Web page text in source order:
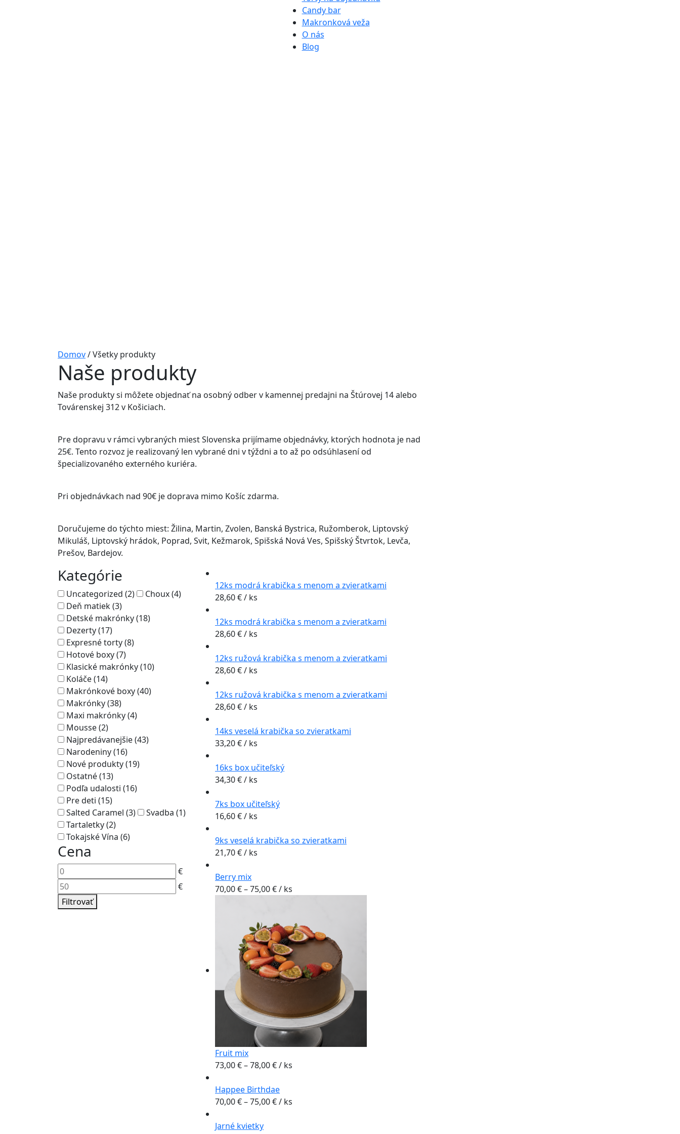
Candy bar
Makronková veža
O nás
Blog
Domov/ Všetky produkty
Naše produkty
Naše produkty si môžete objednať na osobný odber v kamennej predajni na Štúrovej 14 alebo
Továrenskej 312 v Košiciach.
Pre dopravu v rámci vybraných miest Slovenska prijímame objednávky, ktorých hodnota je nad
25€. Tento rozvoz je realizovaný len vybrané dni v týždni a to až po odsúhlasení od
špecializovaného externého kuriéra.
Pri objednávkach nad 90€ je doprava mimo Košíc zdarma.
Doručujeme do týchto miest: Žilina, Martin, Zvolen, Banská Bystrica, Ružomberok, Liptovský
Mikuláš, Liptovský hrádok, Poprad, Svit, Kežmarok, Spišská Nová Ves, Spišský Štvrtok, Levča,
Prešov, Bardejov.
Kategórie
Uncategorized (2)
Choux (4)
Deň matiek (3)
Detské makrónky (18)
Dezerty (17)
Expresné torty (8)
Hotové boxy (7)
Klasické makrónky (10)
Koláče (14)
Makrónkové boxy (40)
Makrónky (38)
Maxi makrónky (4)
Mousse (2)
Najpredávanejšie (43)
Narodeniny (16)
Nové produkty (19)
Ostatné (13)
Podľa udalosti (16)
Pre deti (15)
Salted Caramel (3)
Svadba (1)
Tartaletky (2)
Tokajské Vína (6)
Cena
€
€
Filtrovať
12ks modrá krabička s menom a zvieratkami
28,60€/ ks
12ks modrá krabička s menom a zvieratkami
28,60€/ ks
12ks ružová krabička s menom a zvieratkami
28,60€/ ks
12ks ružová krabička s menom a zvieratkami
28,60€/ ks
14ks veselá krabička so zvieratkami
33,20€/ ks
16ks box učiteľský
34,30€/ ks
7ks box učiteľský
16,60€/ ks
9ks veselá krabička so zvieratkami
21,70€/ ks
Berry mix
70,00€–75,00€Price
through
75,00 €
/ ks
Fruit mix
73,00€–78,00€Price
73,00 €
through
/ ks
Happee Birthdae
70,00€–75,00€Price
/ ks
Jarné kvietky